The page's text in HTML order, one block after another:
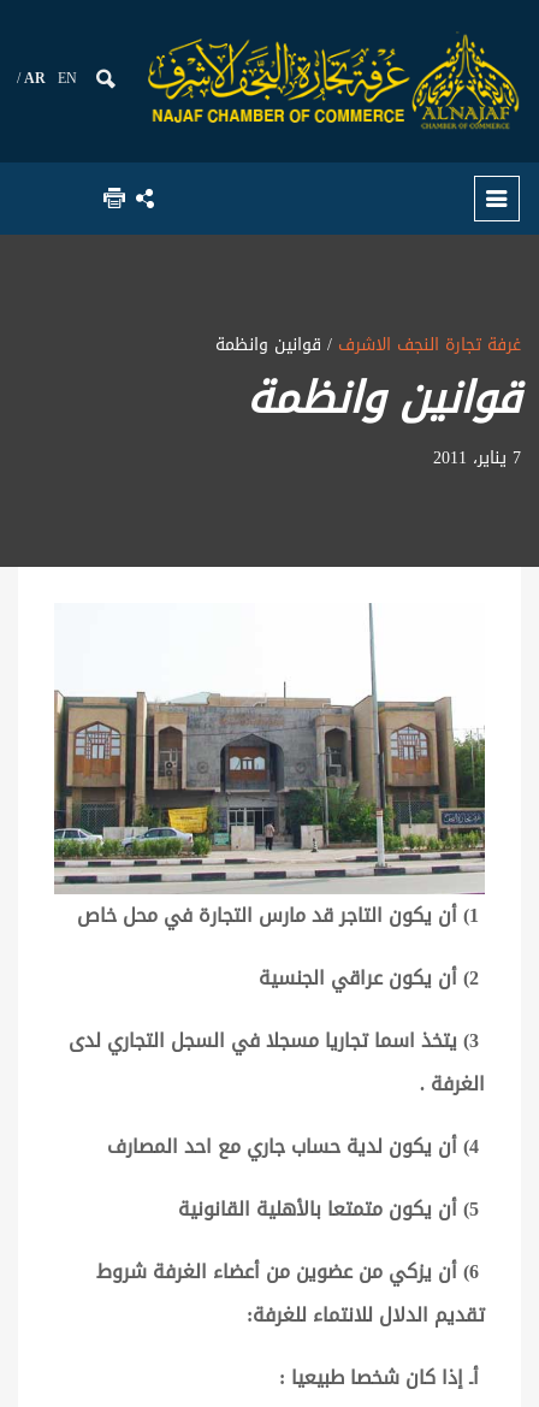
AR EN
غرفة تجارة النجف الاشرف / قوانين وانظمة
قوانين وانظمة
7 يناير، 2011
3) يتخذ اسما تجاريا مسجلا في السجل التجاري لدى
الغرفة .
6) أن يزكي من عضوين من أعضاء الغرفة شروط
تقديم الدلال للانتماء للغرفة:
أـ إذا كان شخصا طبيعيا :